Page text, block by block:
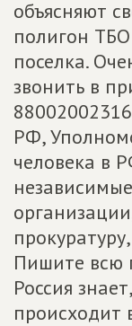
объясняют
полигон
поселка.
звонить в
РФ,
человека в
Пишите всю
Россия
происходит